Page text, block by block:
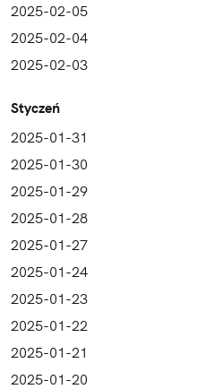
2025-02-05
2025-02-04
2025-02-03
Styczeń
2025-01-31
2025-01-30
2025-01-29
2025-01-28
2025-01-27
2025-01-24
2025-01-23
2025-01-22
2025-01-21
2025-01-20